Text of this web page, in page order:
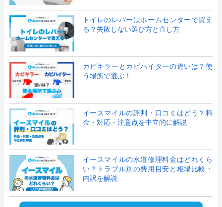
トイレのレバーはホームセンターで買え
る？失敗しない選び方と直し方
カビキラーとカビハイターの違いは？使
う場所で選ぶ！
イースマイルの評判・口コミはどう？料
金・対応・注意点を中立的に解説
イースマイルの水道修理料金はどれくら
い？トラブル別の費用目安と相場比較・
内訳を解説